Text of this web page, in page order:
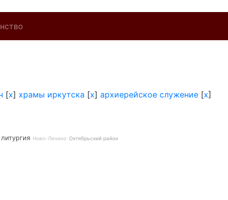
[x] храмы иркутска [x] архиерейское служение [x]
литургия Ново-Ленино Октябрьский район